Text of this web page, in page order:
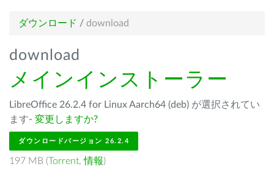
ダウンロード / download
download
メインインストーラー
LibreOffice 26.2.4 for Linux Aarch64 (deb) が選択されてい
ます- 変更しますか?
ダウンロードバージョン 26.2.4
197 MB (Torrent,情報)